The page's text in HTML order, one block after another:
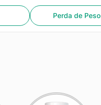
Perda de Peso